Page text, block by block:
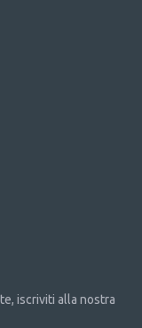
iscriviti alla nostra